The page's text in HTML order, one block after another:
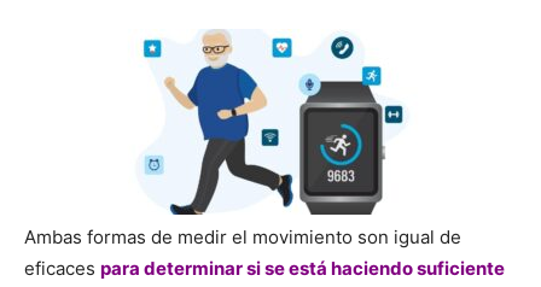
Ambas formas de medir el movimiento son igual de
eficaces para determinar si se está haciendo suficiente